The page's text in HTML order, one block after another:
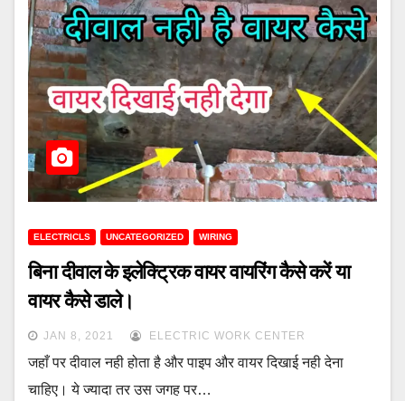
ELECTRICLS UNCATEGORIZED WIRING
बिना दीवाल के इलेक्ट्रिक वायर वायरिंग कैसे करें या
वायर कैसे डाले।
JAN 8, 2021 ELECTRIC WORK CENTER
जहाँ पर दीवाल नही होता है और पाइप और वायर दिखाई नही देना
चाहिए। ये ज्यादा तर उस जगह पर…